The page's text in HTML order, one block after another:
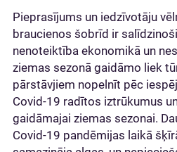
Pieprasījums un iedzīvotāju
braucienos šobrīd ir
nenoteiktība ekonomikā un
ziemas sezonā gaidāmo liek
pārstāvjiem nopelnīt pēc
Covid-19 radītos iztrūkumus
gaidāmajai ziemas sezonai.
Covid-19 pandēmijas laikā